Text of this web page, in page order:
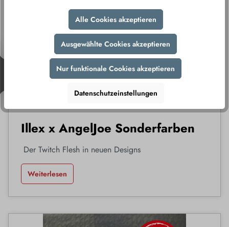
Illex x AngelJoe Sonderfarben
Der Twitch Flesh in neuen Designs
Weiterlesen
Alle Cookies akzeptieren
Ausgewählte Cookies akzeptieren
Nur funktionale Cookies akzeptieren
Datenschutzeinstellungen